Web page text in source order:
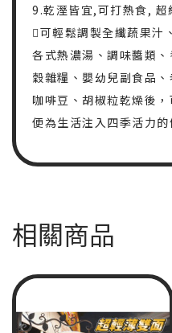
9.乾溼皆宜,可打熱食, 超
可輕鬆調製全纖蔬果汁
各式熱濃湯、調味醬類
穀雜糧、嬰幼兒副食品
咖啡豆、胡椒粒乾燥後
便為生活注入四季活力的
相關商品